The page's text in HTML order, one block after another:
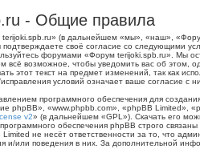
- Общие правила
(в дальнейшем «мы», «наш»,
своё согласие со следующими
форумами «Форум terijoki.spb.ru». Мы
всё возможное, чтобы уведомить вас об этом,
этот текст на предмет изменений, так как
условий означает ваше согласие с
программного обеспечения для
phpBB», «www.phpbb.com», «phpBB Limited»,
v2» (в дальнейшем «GPL»). Скачать его
обеспечения phpBB строго
не несёт ответственности за то, что
и/или поведения в них. За дополнительной